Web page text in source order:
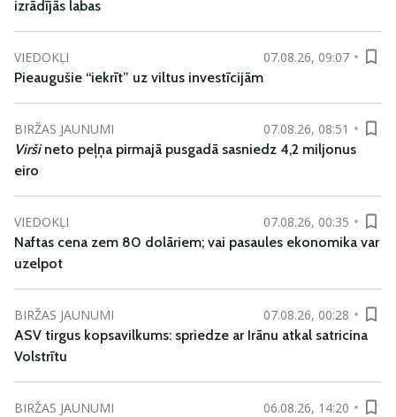
izrādījās labas
VIEDOKĻI
07.08.26, 09:07
Pieaugušie “iekrīt” uz viltus investīcijām
BIRŽAS JAUNUMI
07.08.26, 08:51
Viršineto peļņa pirmajā pusgadā sasniedz 4,2 miljonus
eiro
VIEDOKĻI
07.08.26, 00:35
Naftas cena zem 80 dolāriem; vai pasaules ekonomika var
uzelpot
BIRŽAS JAUNUMI
07.08.26, 00:28
ASV tirgus kopsavilkums: spriedze ar Irānu atkal satricina
Volstrītu
BIRŽAS JAUNUMI
06.08.26, 14:20